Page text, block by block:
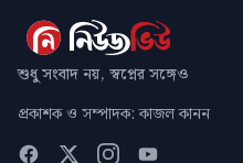
শুধু সংবাদ নয়, স্বপ্নের সঙ্গেও
প্রকাশক ও সম্পাদক: কাজল কানন